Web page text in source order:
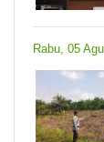
Rabu, 05